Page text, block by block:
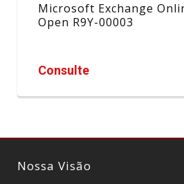
Microsoft Exchange
Open R9Y-00003
Consulte
Nossa Visão